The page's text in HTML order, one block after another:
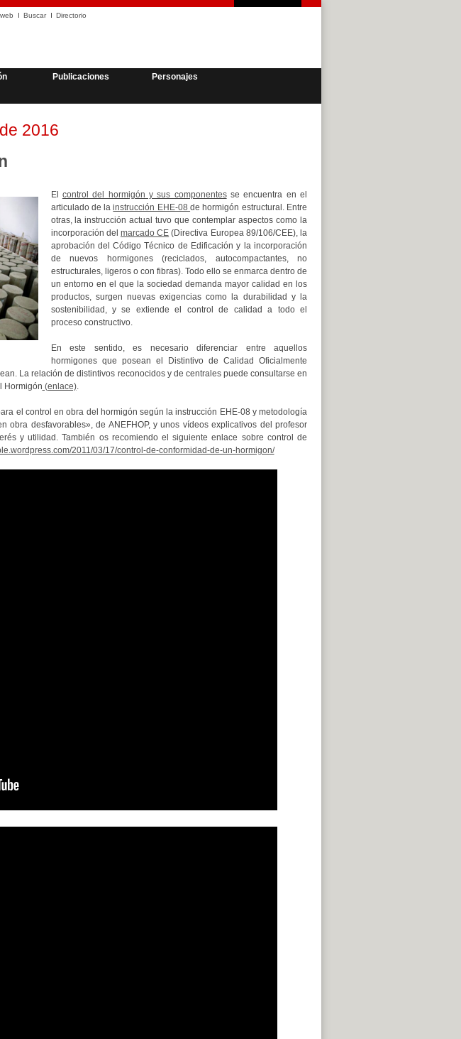
Buscar Directorio
Publicaciones
Personajes
2016
El control del hormigón y sus componentesse encuentra en el
articulado de lainstrucción EHE-08de hormigón estructural. Entre
otras, la instrucción actual tuvo que contemplar aspectos como la
incorporación del marcado CE (Directiva Europea 89/106/CEE), la
aprobación del Código Técnico de Edificación y la incorporación
de nuevos hormigones (reciclados, autocompactantes, no
estructurales, ligeros o con fibras). Todo ello se enmarca dentro de
un entorno en el que la sociedad demanda mayor calidad en los
productos, surgen nuevas exigencias como la durabilidad y la
sostenibilidad, y se extiende el control de calidad a todo el
proceso constructivo.
En este sentido, es necesario diferenciar entre aquellos
hormigones que posean el Distintivo de Calidad Oficialmente
La relación de distintivos reconocidos y de centrales puede consultarse en
Hormigón (enlace).
el control en obra del hormigón según la instrucción EHE-08 y metodología
obra desfavorables», de ANEFHOP, y unos vídeos explicativos del profesor
y utilidad. También os recomiendo el siguiente enlace sobre control de
2011/03/17/control-de-conformidad-de-un-hormigon/